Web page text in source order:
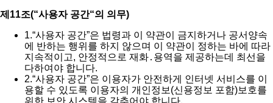
제11조(“사용자 공간“의 의무)
1.“사용자 공간”은 법령과 이 약관이 금지하거나 공서양속
에 반하는 행위를 하지 않으며 이 약관이 정하는 바에 따라
지속적이고, 안정적으로 재화․용역을 제공하는데 최선을
다하여야 합니다.
2.“사용자 공간”은 이용자가 안전하게 인터넷 서비스를 이
용할 수 있도록 이용자의 개인정보(신용정보 포함)보호를